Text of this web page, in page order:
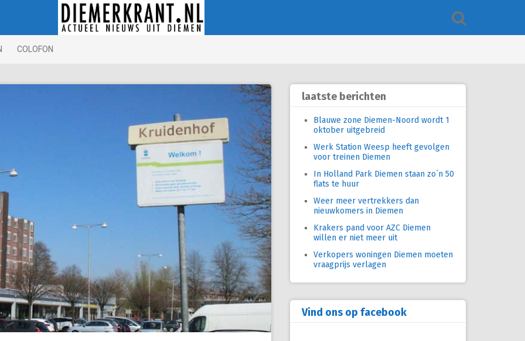
COLOFON
laatste berichten
Blauwe zone Diemen-Noord wordt 1
oktober uitgebreid
Werk Station Weesp heeft gevolgen
voor treinen Diemen
In Holland Park Diemen staan zo´n 50
flats te huur
Weer meer vertrekkers dan
nieuwkomers in Diemen
Krakers pand voor AZC Diemen
willen er niet meer uit
Verkopers woningen Diemen moeten
vraagprijs verlagen
Vind ons op facebook